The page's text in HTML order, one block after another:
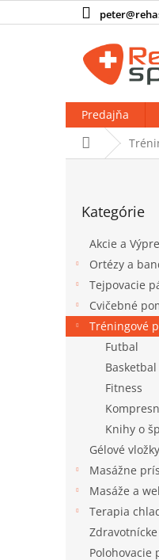
na
Predajňa
Domov
kategórie
Kategórie
Akcie a
Ortézy a
Tejpovacie
Cvičebné
Tréningové
Futbal
Basketbal
Fitness
Knihy o
Gélové
Masážne
Masáže a
Terapia
Polohovacie